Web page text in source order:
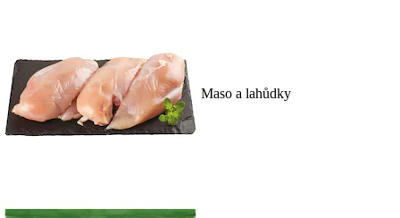
Maso a lahůdky